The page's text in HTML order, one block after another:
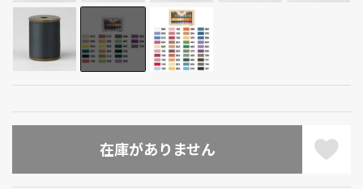
在庫がありません